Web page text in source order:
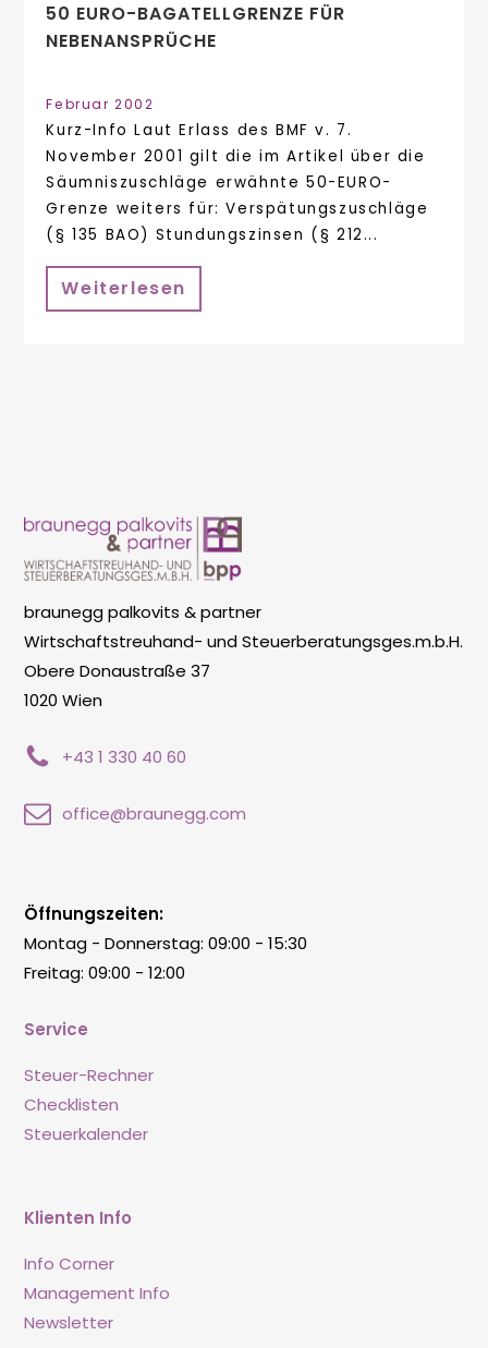
50 EURO-BAGATELLGRENZE FÜR
NEBENANSPRÜCHE
Februar 2002
Kurz-Info Laut Erlass des BMF v. 7.
November 2001 gilt die im Artikel über die
Säumniszuschläge erwähnte 50-EURO-
Grenze weiters für: Verspätungszuschläge
(§ 135 BAO) Stundungszinsen (§ 212...
Weiterlesen
braunegg palkovits & partner
Wirtschaftstreuhand- und Steuerberatungsges.m.b.H.
Obere Donaustraße 37
1020 Wien
+43 1 330 40 60
office@braunegg.com
Service
Steuer-Rechner
Checklisten
Steuerkalender
Klienten Info
Info Corner
Management Info
Newsletter
Öffnungszeiten:
Montag - Donnerstag: 09:00 - 15:30
Freitag: 09:00 - 12:00